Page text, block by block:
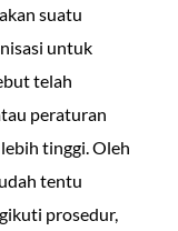
suatu
untuk
telah
peraturan
tinggi. Oleh
tentu
prosedur,